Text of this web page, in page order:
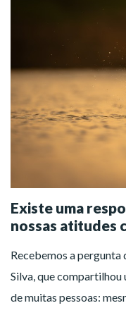
Existe uma
nossas atitudes
Recebemos a
Silva, que compartilhou
de muitas pessoas: